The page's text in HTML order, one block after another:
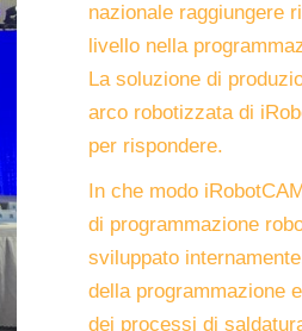
nazionale raggiungere
livello nella
La soluzione di
arco robotizzata di
per rispondere.
In che modo
di programmazione
sviluppato
della programmazione
dei processi di